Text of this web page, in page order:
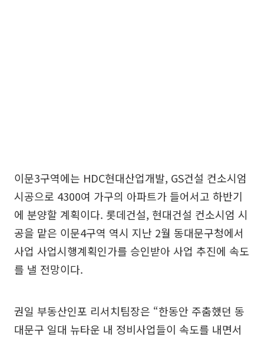
이문3구역에는 HDC현대산업개발, GS건설 컨소시엄
시공으로 4300여 가구의 아파트가 들어서고 하반기
에 분양할 계획이다. 롯데건설, 현대건설 컨소시엄 시
공을 맡은 이문4구역 역시 지난 2월 동대문구청에서
사업 사업시행계획인가를 승인받아 사업 추진에 속도
를 낼 전망이다.
권일 부동산인포 리서치팀장은 “한동안 주춤했던 동
대문구 일대 뉴타운 내 정비사업들이 속도를 내면서